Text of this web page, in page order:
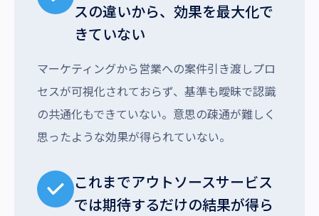
スの違いから、効果を最大化で
きていない
マーケティングから営業への案件引き渡しプロ
セスが可視化されておらず、基準も曖昧で認識
の共通化もできていない。意思の疎通が難しく
思ったような効果が得られていない。
これまでアウトソースサービス
では期待するだけの結果が得ら